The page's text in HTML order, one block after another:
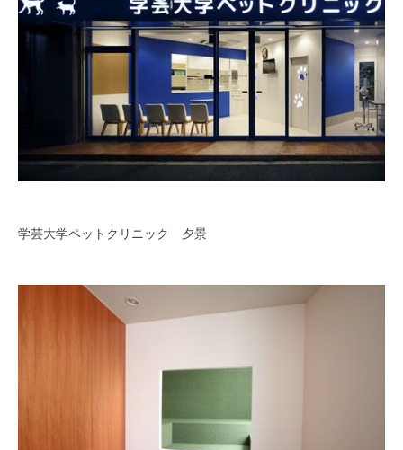
学芸大学ペットクリニック 夕景